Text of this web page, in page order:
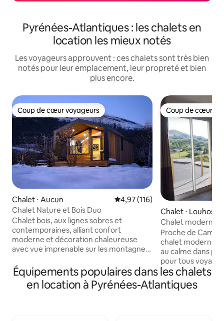
Pyrénées-Atlantiques : les chalets en
location les mieux notés
Les voyageurs approuvent : ces chalets sont très bien
notés pour leur emplacement, leur propreté et bien
plus encore.
Coup de cœur voyageurs
Coup de cœur voyageurs
Chalet ⋅ Aucun Évaluation moyenne sur la
4,97 (116)
Chalet Nature et Bois Duo
Chalet bois, aux lignes sobres et
contemporaines, alliant confort
moderne et décoration chaleureuse
avec vue imprenable sur les montagnes,
de gamme, placés dans un espace
privilégié de notre petit camping, point
de départ de multiples randonnées &
Coup de cœur
Coup de cœur
Chalet ⋅
Chalet moderne
terrasse
Proche de
chalet moderne
au calme dans
pour tous
amoureux de la
Cambo les Bains,
min de St Jean
Équipements populaires dans les chalets
en location à Pyrénées-Atlantiques